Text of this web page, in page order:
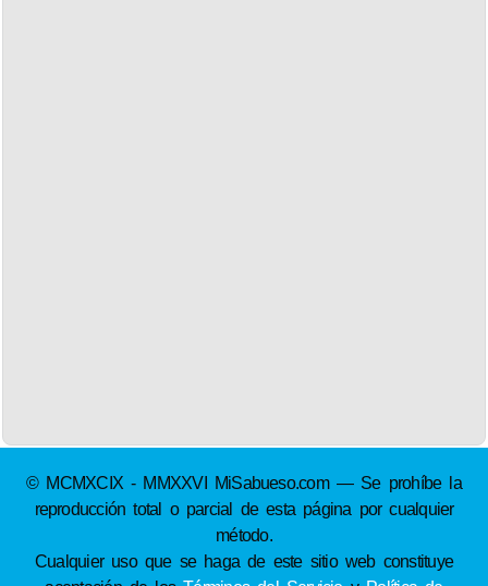
© MCMXCIX - MMXXVI MiSabueso.com — Se prohíbe la
reproducción total o parcial de esta página por cualquier
método.
Cualquier uso que se haga de este sitio web constituye